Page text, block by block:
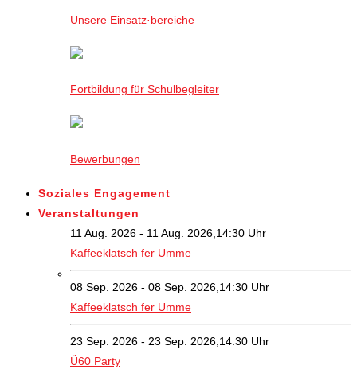
Unsere Einsatz·bereiche
Fortbildung für Schulbegleiter
Bewerbungen
Soziales Engagement
Veranstaltungen
11 Aug. 2026 - 11 Aug. 2026,14:30 Uhr
Kaffeeklatsch fer Umme
08 Sep. 2026 - 08 Sep. 2026,14:30 Uhr
Kaffeeklatsch fer Umme
23 Sep. 2026 - 23 Sep. 2026,14:30 Uhr
Ü60 Party